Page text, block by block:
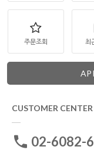
주문조회 최
CUSTOMER CENTER
02-6082-